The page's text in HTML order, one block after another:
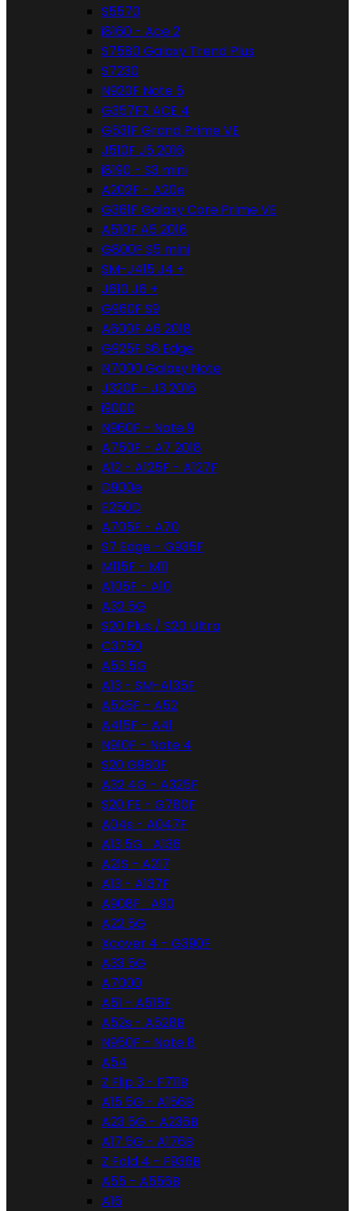
S5570
i8160 - Ace 2
S7580 Galaxy Trend Plus
S7230
N920F Note 5
G357FZ ACE 4
G531F Grand Prime VE
J510F J5 2016
i8190 - S3 mini
A202F - A20e
G361F Galaxy Core Prime VE
A510F A5 2016
G800F S5 mini
SM-J415 J4 +
J610 J6 +
G960F S9
A600F A6 2018
G925F S6 Edge
N7000 Galaxy Note
J320F - J3 2016
i9000
N960F - Note 9
A750F - A7 2018
A12 - A125F - A127F
D900e
E250D
A705F - A70
S7 Edge - G935F
M115F - M11
A105F - A10
A32 5G
S20 Plus / S20 Ultra
C3750
A53 5G
A13 - SM-A135F
A525F - A52
A415F - A41
N910F - Note 4
S20 G980F
A32 4G - A325F
S20 FE - G780F
A04s - A047F
A13 5G_A136
A21S - A217
A13 - A137F
A908F_A90
A22 5G
Xcover 4 - G390F
A33 5G
A7000
A51 - A515F
A52s - A528B
N950F - Note 8
A54
Z Flip 3 - F711B
A15 5G - A156B
A23 5G - A236B
A17 5G - A176B
Z Fold 4 - F936B
A55 - A556B
A16